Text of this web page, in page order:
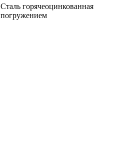
Сталь горячеоцинкованная
погружением